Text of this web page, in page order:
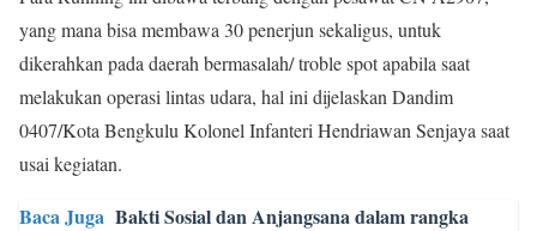
yang mana bisa membawa 30 penerjun sekaligus, untuk
dikerahkan pada daerah bermasalah/ troble spot apabila saat
melakukan operasi lintas udara, hal ini dijelaskan Dandim
0407/Kota Bengkulu Kolonel Infanteri Hendriawan Senjaya saat
usai kegiatan.
Baca Juga Bakti Sosial dan Anjangsana dalam rangka